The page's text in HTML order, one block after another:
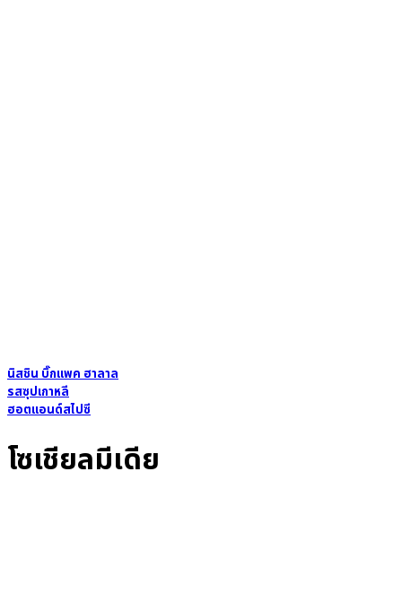
นิสชิน บิ๊กแพค ฮาลาล
รสซุปเกาหลี
ฮอตแอนด์สไปซี
โซเชียลมีเดีย